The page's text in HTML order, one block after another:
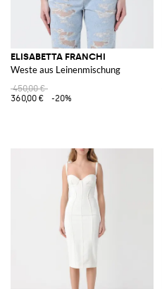
ELISABETTA FRANCHI
Weste aus Leinenmischung
450,00 €
360,00 €
-20%